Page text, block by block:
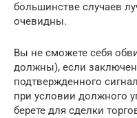
большинстве случаев
очевидны.
Вы не сможете себя
должны), если
подтвержденного
при условии должного
берете для сделки